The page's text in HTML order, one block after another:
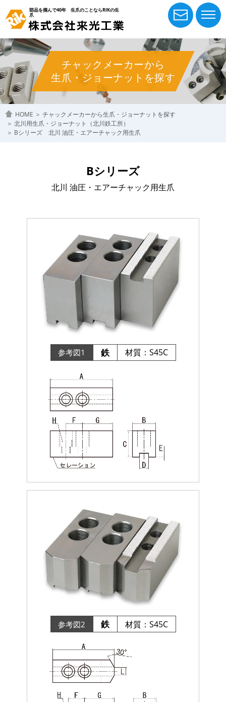
部品を掴んで40年 生爪のことならRIKの生
爪
チャックメーカーから
生爪・ジョーナットを探す
HOME ＞ チャックメーカーから生爪・ジョーナットを探す
＞ 北川用生爪・ジョーナット（北川鉄工所）
＞ Bシリーズ 北川 油圧・エアーチャック用生爪
Bシリーズ
北川 油圧・エアーチャック用生爪
参考図1 鉄 材質：S45C
参考図2 鉄 材質：S45C